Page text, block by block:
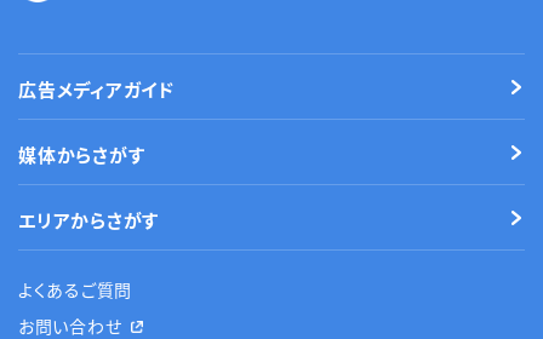
広告メディアガイド
媒体からさがす
エリアからさがす
よくあるご質問
お問い合わせ